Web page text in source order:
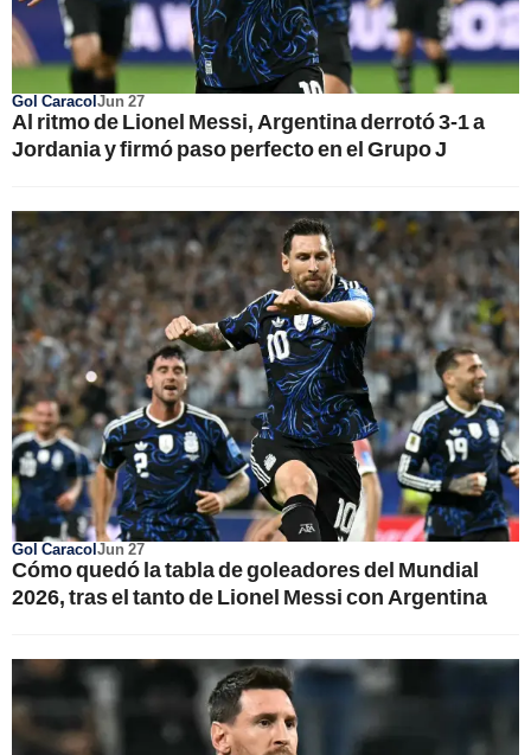
Gol CaracolJun 27
Al ritmo de Lionel Messi, Argentina derrotó 3-1 a
Jordania y firmó paso perfecto en el Grupo J
Gol CaracolJun 27
Cómo quedó la tabla de goleadores del Mundial
2026, tras el tanto de Lionel Messi con Argentina